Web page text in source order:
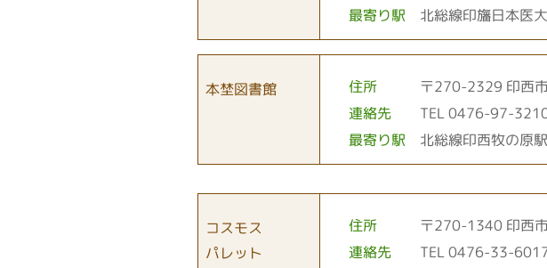
最寄り駅
北総線印旛日本医
本埜図書館 住所 〒270-2329 印西
連絡先
TEL 0476-97-
最寄り駅
北総線印西牧の原
コスモス
パレット
住所
〒270-1340 印西
連絡先
TEL 0476-33-